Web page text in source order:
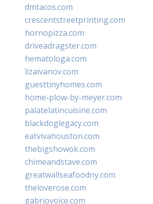
dmtacos.com
crescentstreetprinting.com
hornopizza.com
driveadragster.com
hematologa.com
lizaivanov.com
guesttinyhomes.com
home-plow-by-meyer.com
palatelatincuisine.com
blackdoglegacy.com
eatvivahouston.com
thebigshowok.com
chimeandstave.com
greatwallseafoodny.com
theloverose.com
gabriovoice.com